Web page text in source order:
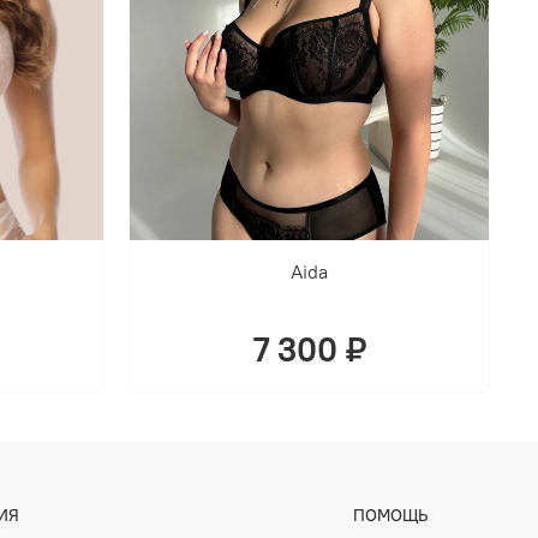
Aida
7 300 ₽
ПОМОЩЬ